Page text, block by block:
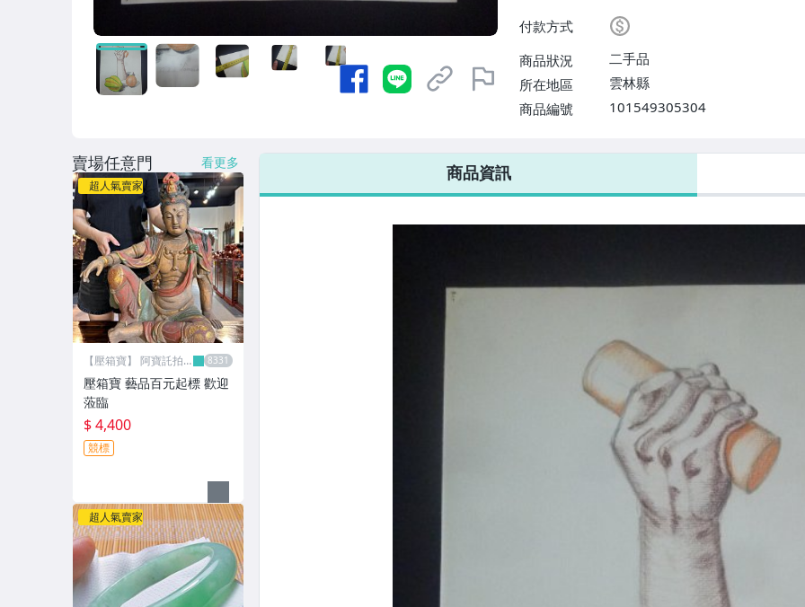
付款方式
商品狀況
二手品
所在地區
雲林縣
商品編號
101549305304
商品資訊
賣場任意門 看更多
超人氣賣家
【壓箱寶】 阿寶託拍
壓箱寶 藝品百元起標 歡迎
蒞臨
$ 4,400
競標
超人氣賣家